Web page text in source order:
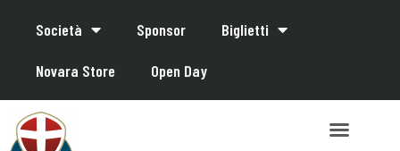
Società Sponsor Biglietti
Novara Store Open Day